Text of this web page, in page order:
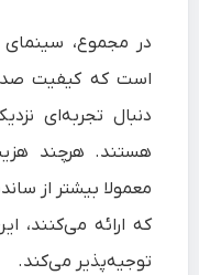
در مجموع، سینمای
است که کیفیت صدا
دنبال تجربه‌ای
هستند. هرچند
معمولا بیشتر از
که ارائه می‌کنند،
توجیه‌پذیر می‌کند.